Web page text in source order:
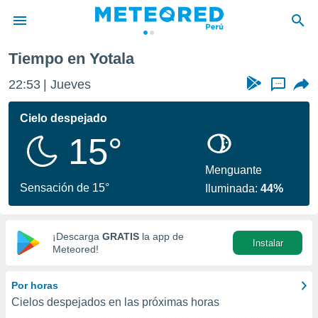
de
ha sido
calidad.
a este
las
y
digital
basada
Tiempo en Yotala
22:53 Jueves ...
Cielo despejado
15°
Sensación de 15°
Menguante
Iluminada:44%
¡Descarga GRATIS la app de
Meteored!
Instalar
Por horas
Cielos despejados en las próximas horas